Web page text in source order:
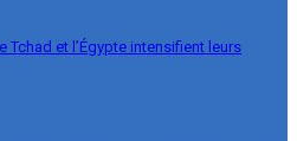
Tchad et l’Égypte intensifient leurs